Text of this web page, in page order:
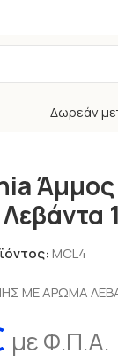
Δωρεάν
Άμμος
MCL4
ΜΕ ΑΡΩΜΑ
με Φ.Π.Α.